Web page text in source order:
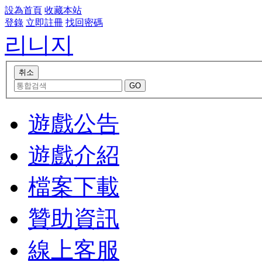
設為首頁 收藏本站
登錄 立即註冊 找回密碼
리니지
遊戲公告
遊戲介紹
檔案下載
贊助資訊
線上客服